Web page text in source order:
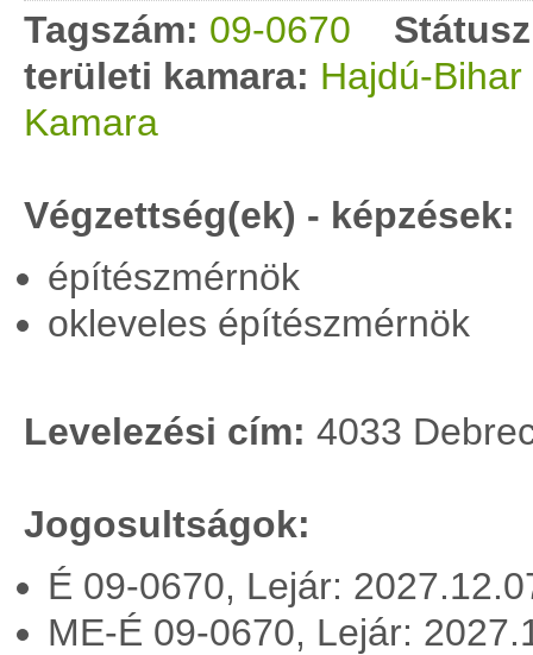
Tagszám: 09-0670
területi kamara: Hajdú-
Kamara
Végzettség(ek) - képzések:
építészmérnök
okleveles építészmérnök
Levelezési cím: 4033
Jogosultságok:
É 09-0670, Lejár:
ME-É 09-0670, Lejár: